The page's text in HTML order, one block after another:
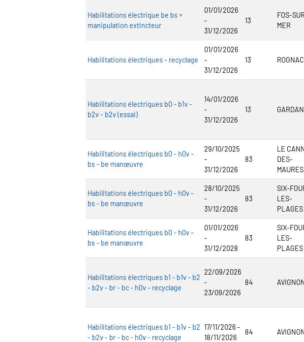
Habilitations électrique be bs +
manipulation extincteur
01/01/2026
-
31/12/2026
13
FOS-
MER
Habilitations électriques - recyclage
01/01/2026
-
31/12/2026
13 ROGNAC
Habilitations électriques b0 - b1v -
b2v - b2v (essai)
14/01/2026
-
31/12/2026
13
Habilitations électriques b0 - h0v -
bs - be manœuvre
29/10/2025
-
31/12/2026
83
LE
DES-
MAURES
Habilitations électriques b0 - h0v -
bs - be manœuvre
28/10/2025
-
31/12/2026
83
SIX-
LES-
PLAGES
Habilitations électriques b0 - h0v -
bs - be manœuvre
01/01/2026
-
31/12/2028
83
SIX-
LES-
PLAGES
Habilitations électriques b1 - b1v - b2
- b2v - br - bc - h0v - recyclage
22/09/2026
-
23/09/2026
84
Habilitations électriques b1 - b1v - b2
- b2v - br - bc - h0v - recyclage
17/11/2026 -
18/11/2026
84